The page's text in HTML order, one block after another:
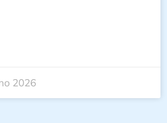
2026